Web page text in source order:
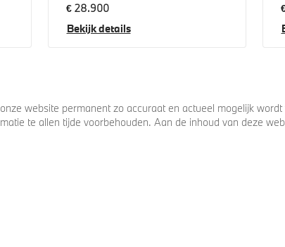
€ 28.900
Bekijk details
website permanent zo accuraat en actueel mogelijk
te allen tijde voorbehouden. Aan de inhoud van deze